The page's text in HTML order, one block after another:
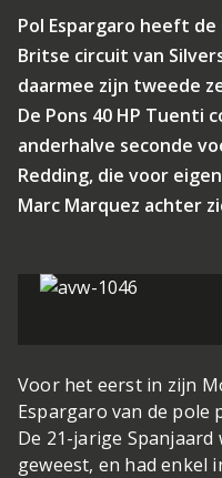
Pol Espargaro heeft
Britse circuit van
daarmee zijn tweede
De Pons 40 HP Tuenti
anderhalve seconde
Redding, die voor
Marc Marquez achter
Voor het eerst in zijn
Espargaro van de pole
De 21-jarige Spanjaard
geweest, en had enkel